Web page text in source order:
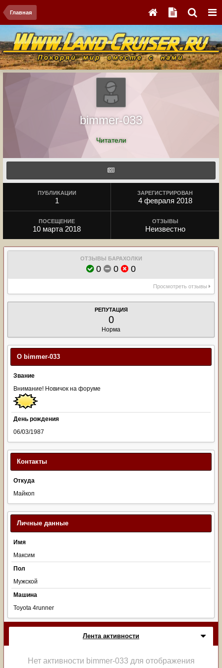
Главная
bimmer-033
Читатели
ПУБЛИКАЦИИ
1
ЗАРЕГИСТРИРОВАН
4 февраля 2018
ПОСЕЩЕНИЕ
10 марта 2018
ОТЗЫВЫ
Неизвестно
ОТЗЫВЫ БАРАХОЛКИ
0 0 0
Просмотреть отзывы
РЕПУТАЦИЯ
0
Норма
О bimmer-033
Звание
Внимание! Новичок на форуме
День рождения
06/03/1987
Контакты
Откуда
Майкоп
Личные данные
Имя
Максим
Пол
Мужской
Машина
Toyota 4runner
Лента активности
Нет активности bimmer-033 для отображения